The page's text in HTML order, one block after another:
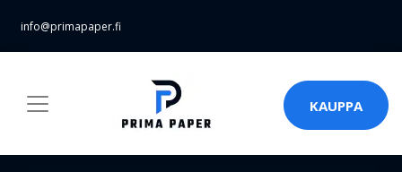
info@primapaper.fi
KAUPPA